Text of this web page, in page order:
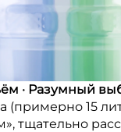
· Разумный
(примерно 15
тщательно